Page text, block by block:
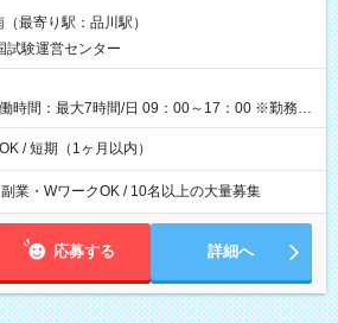
擬試験 8:30～17:30（休憩1時間） 時給1,300円
円＋交通費 ※当日の役割により時給＋100
国家試験 7:00～13:30（休憩なし） 時給1,300
円）×6時間＝日収8,400円＋交通費 【試用期
最寄り駅：品川駅）
試験運営センター
時間：最大7時間/日 09：00～17：00 ※勤務時
異なります。
/ 短期（1ヶ月以内）
業・WワークOK / 10名以上の大量募集
応募する 詳細へ